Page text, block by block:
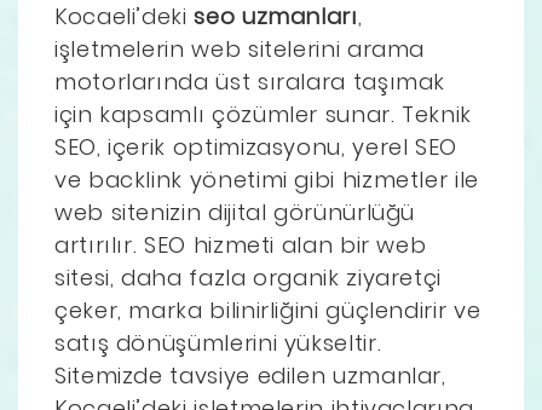
Kocaeli’dekiseo uzmanları,
işletmelerin web sitelerini arama
motorlarında üst sıralara taşımak
için kapsamlı çözümler sunar. Teknik
SEO, içerik optimizasyonu, yerel SEO
ve backlink yönetimi gibi hizmetler ile
web sitenizin dijital görünürlüğü
artırılır. SEO hizmeti alan bir web
sitesi, daha fazla organik ziyaretçi
çeker, marka bilinirliğini güçlendirir ve
satış dönüşümlerini yükseltir.
Sitemizde tavsiye edilen uzmanlar,